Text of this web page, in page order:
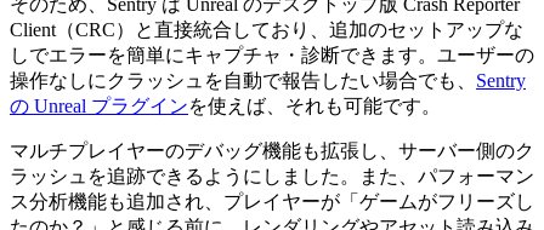
そのため、Sentry は Unreal のデスクトップ版 Crash Reporter
Client（CRC）と直接統合しており、追加のセットアップな
しでエラーを簡単にキャプチャ・診断できます。ユーザーの
操作なしにクラッシュを自動で報告したい場合でも、 Sentry
の Unreal プラグインを使えば、それも可能です。
マルチプレイヤーのデバッグ機能も拡張し、サーバー側のク
ラッシュを追跡できるようにしました。また、パフォーマン
ス分析機能も追加され、プレイヤーが「ゲームがフリーズし